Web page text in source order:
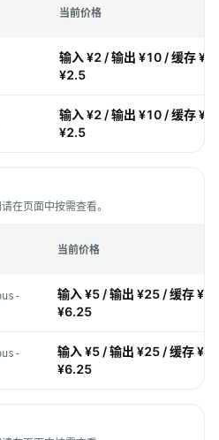
当前价格
输入 ¥2 / 输出 ¥10 / 缓存
¥2.5
输入 ¥2 / 输出 ¥10 / 缓存
¥2.5
在页面中按需查看。
当前价格
输入 ¥5 / 输出 ¥25 / 缓存
¥6.25
输入 ¥5 / 输出 ¥25 / 缓存
¥6.25